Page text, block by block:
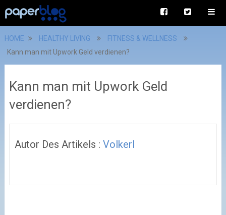
HOME HEALTHY LIVING
FITNESS & WELLNESS
Kann man mit Upwork Geld verdienen?
Kann man mit Upwork Geld
verdienen?
Autor Des Artikels : Volkerl